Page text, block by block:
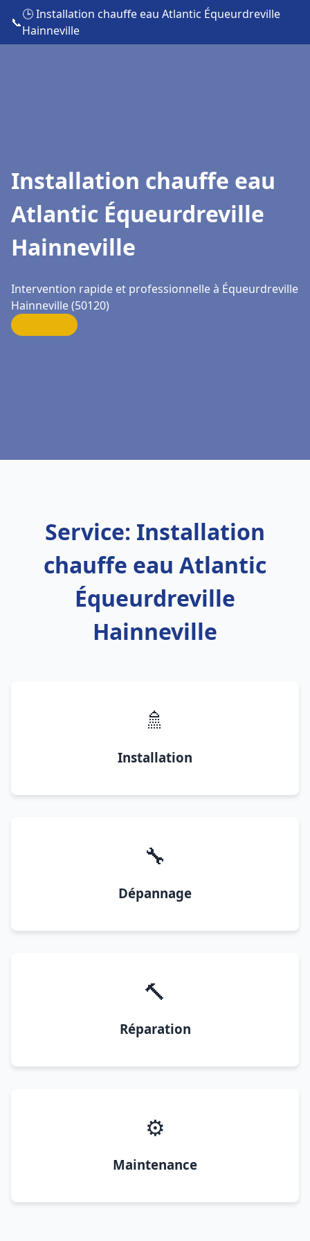
📞
🕒 Installation chauffe eau Atlantic Équeurdreville
Hainneville
Installation chauffe eau
Atlantic Équeurdreville
Hainneville
Intervention rapide et professionnelle à Équeurdreville
Hainneville (50120)
Service: Installation
chauffe eau Atlantic
Équeurdreville
Hainneville
🚿
Installation
🔧
Dépannage
🔨
Réparation
⚙️
Maintenance